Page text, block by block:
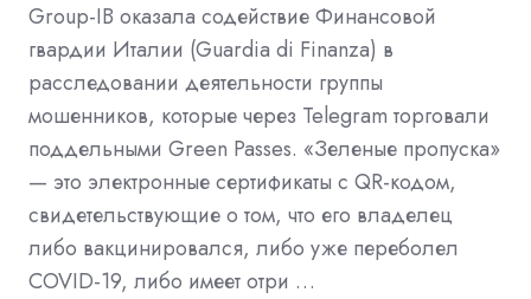
Group-IB оказала содействие Финансовой
гвардии Италии (Guardia di Finanza) в
расследовании деятельности группы
мошенников, которые через Telegram торговали
поддельными Green Passes. «Зеленые пропуска»
— это электронные сертификаты с QR-кодом,
свидетельствующие о том, что его владелец
либо вакцинировался, либо уже переболел
COVID-19, либо имеет отри …